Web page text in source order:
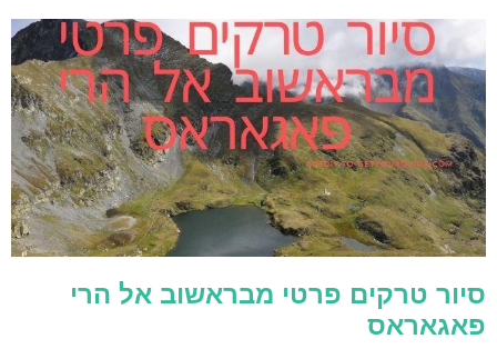
סיור טרקים פרטי מבראשוב אל הרי
פאגאראס